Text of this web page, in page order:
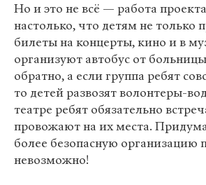
Но и это не всё — работа
настолько, что детям не только
билеты на концерты, кино и в
организуют автобус от
обратно, а если группа ребят
то детей развозят волонтеры-
театре ребят обязательно
провожают на их места.
более безопасную организацию
невозможно!